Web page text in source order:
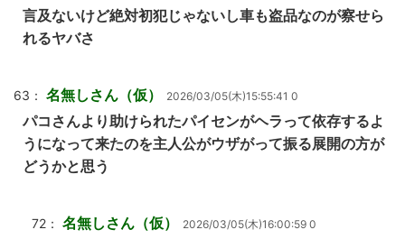
言及ないけど絶対初犯じゃないし車も盗品なのが察せら
れるヤバさ
63： 名無しさん（仮） 2026/03/05(木)15:55:41 0
パコさんより助けられたパイセンがヘラって依存するよ
うになって来たのを主人公がウザがって振る展開の方が
どうかと思う
72： 名無しさん（仮） 2026/03/05(木)16:00:59 0